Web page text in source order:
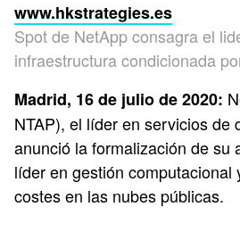
www.hkstrategies.es
Spot de NetApp consagra el
infraestructura condicionada
Madrid, 16 de julio de 2020:
NTAP), el líder en servicios de
anunció la formalización de su
líder en gestión
costes en las nubes públicas.